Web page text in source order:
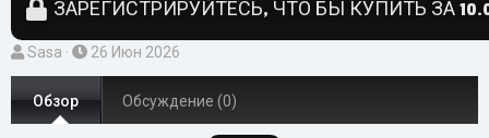
ЗАРЕГИСТРИРУЙТЕСЬ, ЧТО БЫ КУПИТЬ ЗА
А
в
т
о
Sasa
Д
а
т
а
26 Июн 2026
Обзор Обсуждение (0)